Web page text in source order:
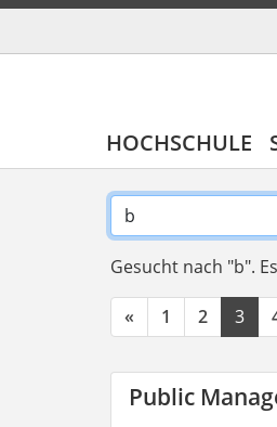
HOCHSCHULE
Gesucht nach "b".
« 1 2 3
Public